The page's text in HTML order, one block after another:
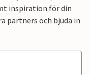
inspiration för din
partners och bjuda in